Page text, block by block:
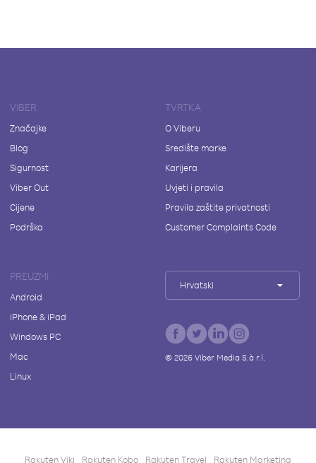
VIBER
Značajke
Blog
Sigurnost
Viber Out
Cijene
Podrška
TVRTKA
O Viberu
Središte marke
Karijera
Uvjeti i pravila
Pravila zaštite privatnosti
Customer Complaints Code
PREUZMI
Android
iPhone & iPad
Windows PC
Mac
Linux
Hrvatski
© 2026Viber Media S.à r.l.
Rakuten Viki Rakuten Kobo Rakuten Travel Rakuten Marketing